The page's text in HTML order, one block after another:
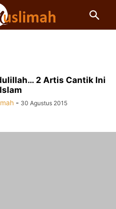
2 Artis Cantik Ini
- 30 Agustus 2015